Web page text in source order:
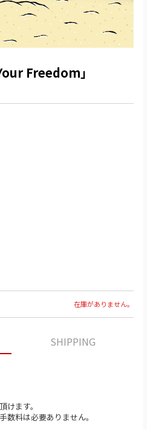
Freedom」
在庫がありません。
SHIPPING
けます。
数料は必要ありません。